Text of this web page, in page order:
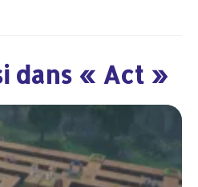
dans « Act »